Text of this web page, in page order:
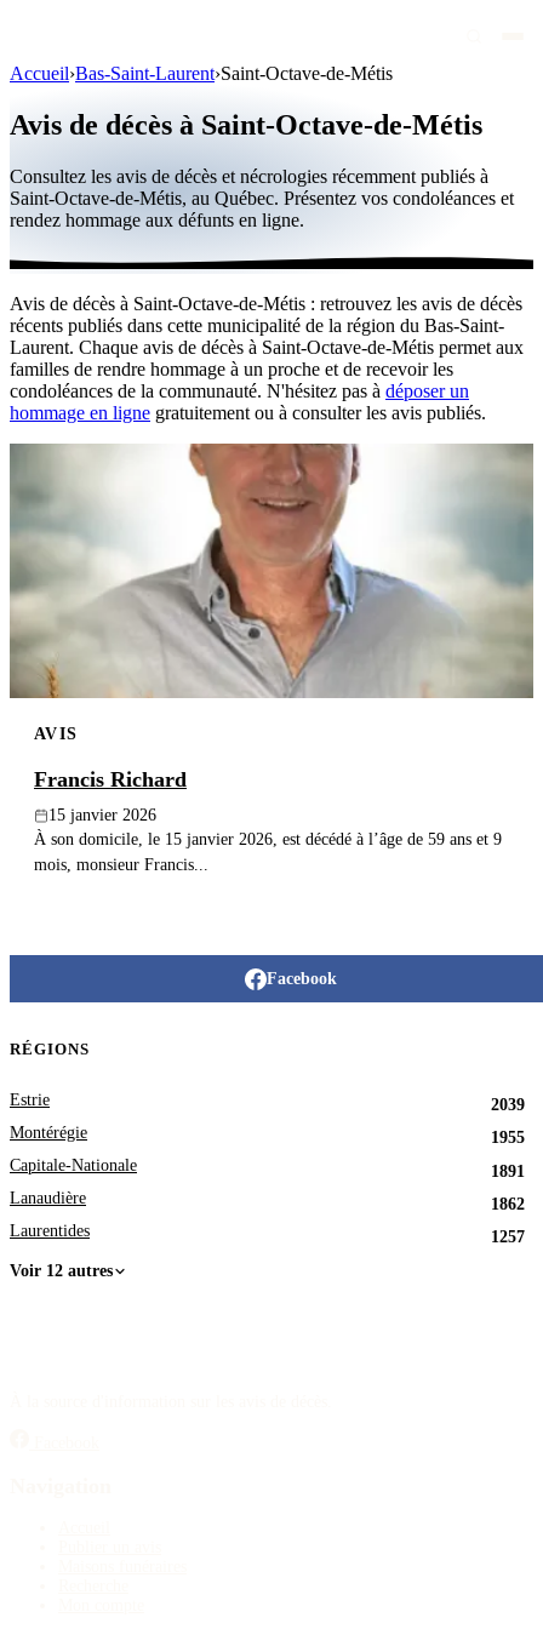
Personnalités publiques
Québec
Canada
International
Par région
Par ville
Maisons funéraires
Publier un avis
Recherche
Accueil›Bas-Saint-Laurent›Saint-Octave-de-Métis
Avis de décès à Saint-Octave-de-Métis
Consultez les avis de décès et nécrologies récemment publiés à
Saint-Octave-de-Métis, au Québec. Présentez vos condoléances et
rendez hommage aux défunts en ligne.
Avis de décès à Saint-Octave-de-Métis : retrouvez les avis de décès
récents publiés dans cette municipalité de la région du Bas-Saint-
Laurent. Chaque avis de décès à Saint-Octave-de-Métis permet aux
familles de rendre hommage à un proche et de recevoir les
condoléances de la communauté. N'hésitez pas à déposer un
hommage en ligne gratuitement ou à consulter les avis publiés.
AVIS
Francis Richard
15 janvier 2026
À son domicile, le 15 janvier 2026, est décédé à l’âge de 59 ans et 9
mois, monsieur Francis...
Facebook
RÉGIONS
Estrie
2039
Montérégie
1955
Capitale-Nationale
1891
Lanaudière
1862
Laurentides
1257
Voir 12 autres